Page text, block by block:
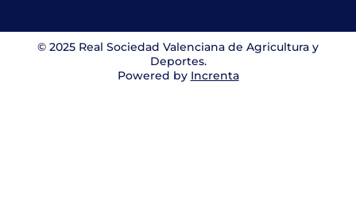
© 2025 Real Sociedad Valenciana de Agricultura y
Deportes.
Powered by Increnta